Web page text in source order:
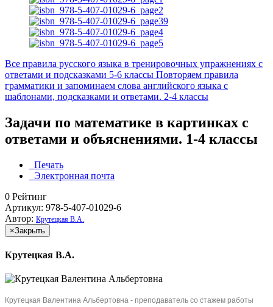
Все правила русского языка в тренировочных упражнениях с
ответами и подсказками 5-6 классы Повторяем правила
грамматики и запоминаем слова английского языка с
шаблонами, подсказками и ответами. 2-4 классы
Задачи по математике в картинках с
ответами и объяснениями. 1-4 классы
Печать
Электронная почта
0 Рейтинг
Артикул: 978-5-407-01029-6
Автор: Крутецкая В.А.
×Закрыть
Крутецкая В.А.
Крутецкая Валентина Альбертовна - преподаватель со стажем работы